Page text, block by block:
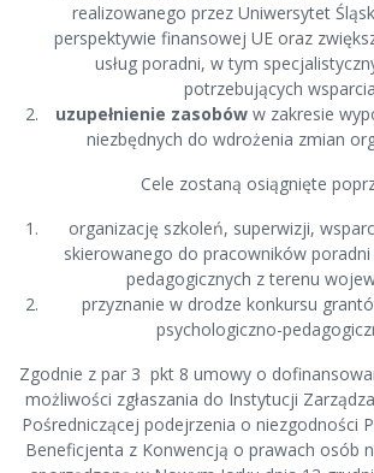
realizowanego przez Uniwersytet
perspektywie finansowej UE oraz
usług poradni, w tym
potrzebujących
uzupełnienie zasobów w zakresie
niezbędnych do wdrożenia zmian
Cele zostaną osiągnięte
organizację szkoleń, superwizji,
skierowanego do pracowników
pedagogicznych z terenu
przyznanie w drodze konkursu
psychologiczno-
Zgodnie z par 3 pkt 8 umowy o
możliwości zgłaszania do Instytucji
Pośredniczącej podejrzenia o niezgodności
Beneficjenta z Konwencją o prawach osób